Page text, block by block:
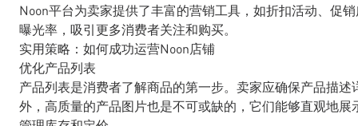
Noon平台为卖家提供了丰富的营销工具，如折扣活动、促
曝光率，吸引更多消费者关注和购买。
实用策略：如何成功运营Noon店铺
优化产品列表
产品列表是消费者了解商品的第一步。卖家应确保产品描
外，高质量的产品图片也是不可或缺的，它们能够直观地